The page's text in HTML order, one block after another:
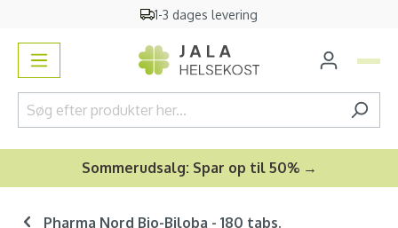
1-3 dages levering
Sommerudsalg: Spar op til 50% →
Pharma Nord Bio-Biloba - 180 tabs.